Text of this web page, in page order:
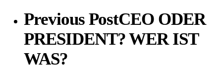
Previous PostCEO ODER
PRESIDENT? WER IST
WAS?